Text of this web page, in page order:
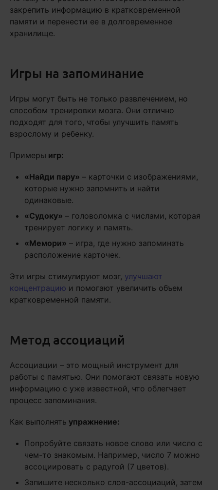
закрепить информацию в кратковременной
памяти и перенести ее в долговременное
хранилище.
Игры на запоминание
Игры могут быть не только развлечением, но
способом тренировки мозга. Они отлично
подходят для того, чтобы улучшить память
взрослому и ребенку.
Примеры игр:
«Найди пару» – карточки с изображениями,
которые нужно запомнить и найти
одинаковые.
«Судоку» – головоломка с числами, которая
тренирует логику и память.
«Мемори» – игра, где нужно запоминать
расположение карточек.
Эти игры стимулируют мозг, улучшают
концентрацию и помогают увеличить объем
кратковременной памяти.
Метод ассоциаций
Ассоциации – это мощный инструмент для
работы с памятью. Они помогают связать новую
информацию с уже известной, что облегчает
процесс запоминания.
Как выполнять упражнение:
Попробуйте связать новое слово или число с
чем-то знакомым. Например, число 7 можно
ассоциировать с радугой (7 цветов).
Запишите несколько слов-ассоциаций, затем